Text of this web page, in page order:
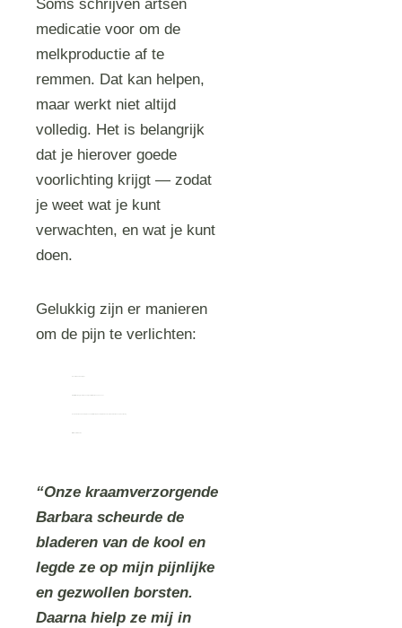
Soms schrijven artsen
medicatie voor om de
melkproductie af te
remmen. Dat kan helpen,
maar werkt niet altijd
volledig. Het is belangrijk
dat je hierover goede
voorlichting krijgt — zodat
je weet wat je kunt
verwachten, en wat je kunt
doen.
Gelukkig zijn er manieren
om de pijn te verlichten:
“Onze kraamverzorgende
Barbara scheurde de
bladeren van de kool en
legde ze op mijn pijnlijke
en gezwollen borsten.
Daarna hielp ze mij in